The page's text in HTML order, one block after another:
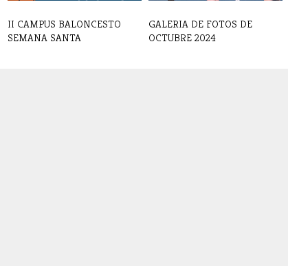
II CAMPUS BALONCESTO
SEMANA SANTA
GALERIA DE FOTOS DE
OCTUBRE 2024